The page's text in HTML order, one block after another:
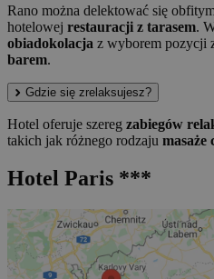
Rano można delektować się
hotelowej restauracji z tarasem.
obiadokolacja z wyborem pozycji
barem.
Gdzie się zrelaksujesz?
Hotel oferuje szereg zabiegów
takich jak różnego rodzaju masaże
Hotel Paris ***